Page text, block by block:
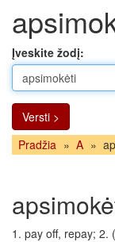
Įveskite žodį:
Versti >
Pradžia » A »
1. pay off, repay; 2.